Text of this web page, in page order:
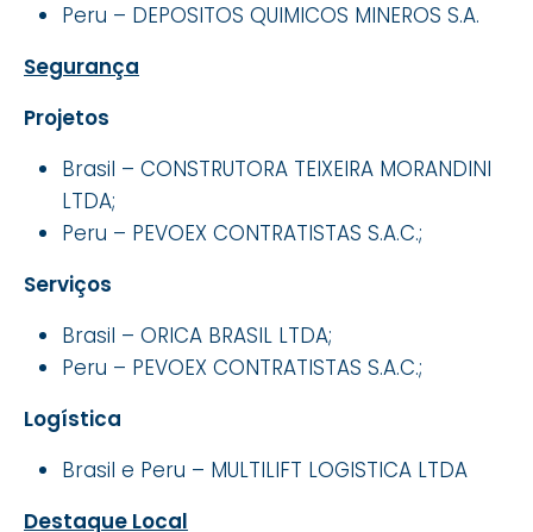
Peru – DEPOSITOS QUIMICOS MINEROS S.A.
Segurança
Projetos
Brasil – CONSTRUTORA TEIXEIRA MORANDINI
LTDA;
Peru – PEVOEX CONTRATISTAS S.A.C.;
Serviços
Brasil – ORICA BRASIL LTDA;
Peru – PEVOEX CONTRATISTAS S.A.C.;
Logística
Brasil e Peru – MULTILIFT LOGISTICA LTDA
Destaque Local